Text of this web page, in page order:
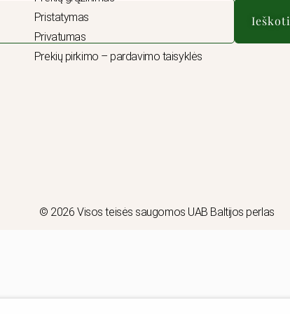
Ieškoti
Pristatymas
Privatumas
Prekių pirkimo – pardavimo taisyklės
© 2026 Visos teisės saugomos UAB Baltijos perlas